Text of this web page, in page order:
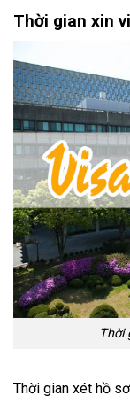
Thời gian xin
Thời
Thời gian xét hồ